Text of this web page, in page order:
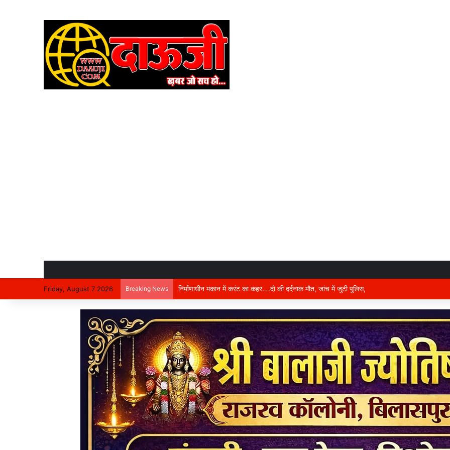
Friday, August 7 2026 Breaking News रतनपुर में भीषण सड़क हादसा..ब्रेकडाउन ट्रेलर से पीछे आ रही दो ट्रेलरें टकराईं….. चालक कैबिन में फंसा…..